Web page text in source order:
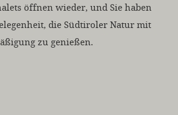
öffnen wieder, und Sie haben
die Südtiroler Natur mit
zu genießen.